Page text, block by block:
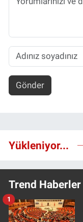
Gönder
Yükleniyor...
Trend Haberler
1